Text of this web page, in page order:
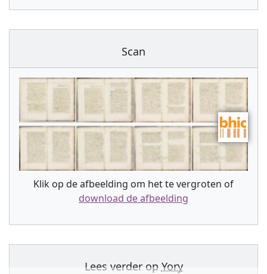
Scan
Klik op de afbeelding om het te vergroten of
download de afbeelding
Lees verder op Yory